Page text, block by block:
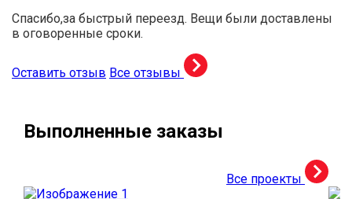
Спасибо,за быстрый переезд. Вещи были доставлены
в оговоренные сроки.
Оставить отзыв Все отзывы
Выполненные заказы
Все проекты